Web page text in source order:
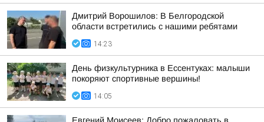
Дмитрий Ворошилов: В Белгородской
области встретились с нашими ребятами
14:23
День физкультурника в Ессентуках: малыши
покоряют спортивные вершины!
14:05